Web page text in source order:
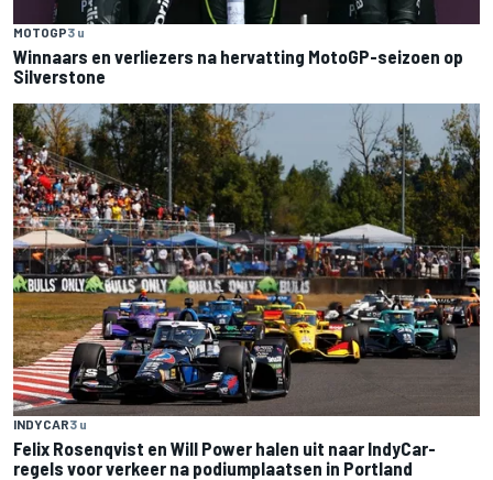
MOTOGP3 u
Winnaars en verliezers na hervatting MotoGP-seizoen op
Silverstone
INDYCAR3 u
Felix Rosenqvist en Will Power halen uit naar IndyCar-
regels voor verkeer na podiumplaatsen in Portland